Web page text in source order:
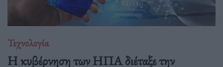
Τεχνολογία
Η κυβέρνηση των ΗΠΑ διέταξε την